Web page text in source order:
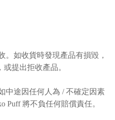
。如收貨時發現產品有損毀，
提出拒收產品。
中途因任何人為 / 不確定因素
Puff 將不負任何賠償責任。